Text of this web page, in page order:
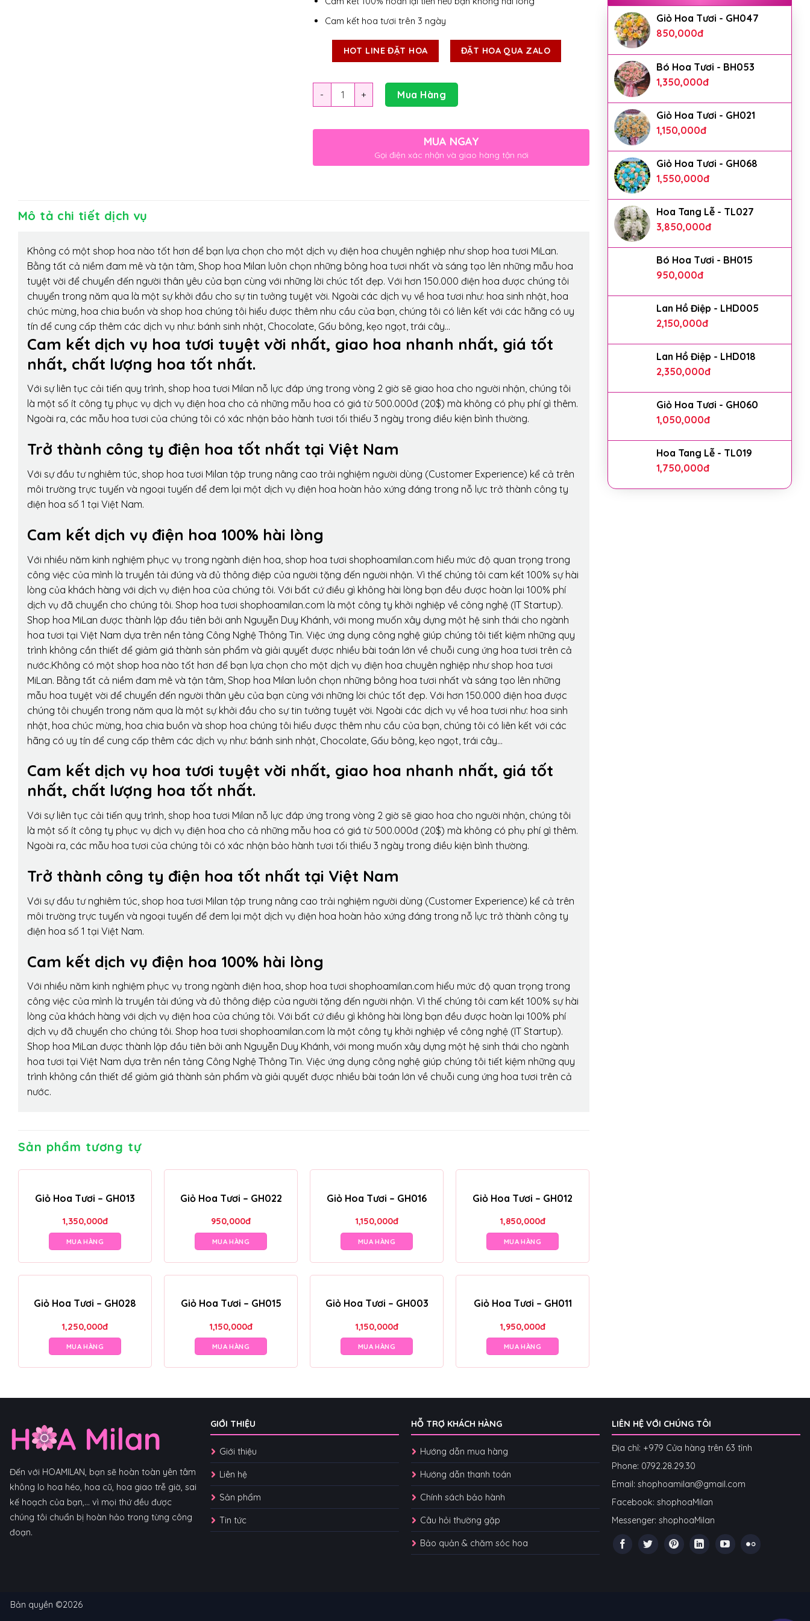
Giỏ Hoa Tươi - GH047
850,000đ
Bó Hoa Tươi - BH053
1,350,000đ
Giỏ Hoa Tươi - GH021
1,150,000đ
Giỏ Hoa Tươi - GH068
1,550,000đ
Hoa Tang Lễ - TL027
3,850,000đ
Bó Hoa Tươi - BH015
950,000đ
Lan Hồ Điệp - LHD005
2,150,000đ
Lan Hồ Điệp - LHD018
2,350,000đ
Giỏ Hoa Tươi - GH060
1,050,000đ
Hoa Tang Lễ - TL019
1,750,000đ
Cam kết hoa tươi trên 3 ngày
HOT LINE ĐẶT HOA ĐẶT HOA QUA ZALO
Số lượng Mua Hàng
MUA NGAY
Gọi điện xác nhận và giao hàng tận nơi
Mô tả chi tiết dịch vụ
Không có một shop hoa nào tốt hơn để bạn lựa chọn cho một dịch vụ điện hoa chuyên nghiệp như shop hoa tươi MiLan.
Bằng tất cả niềm đam mê và tận tâm, Shop hoa Milan luôn chọn những bông hoa tươi nhất và sáng tạo lên những mẫu hoa
tuyệt vời để chuyển đến người thân yêu của bạn cùng với những lời chúc tốt đẹp. Với hơn 150.000 điện hoa được chúng tôi
chuyển trong năm qua là một sự khởi đầu cho sự tin tưởng tuyệt vời. Ngoài các dịch vụ về hoa tươi như: hoa sinh nhật, hoa
chúc mừng, hoa chia buồn và shop hoa chúng tôi hiểu được thêm nhu cầu của bạn, chúng tôi có liên kết với các hãng có uy
tín để cung cấp thêm các dịch vụ như: bánh sinh nhật, Chocolate, Gấu bông, kẹo ngọt, trái cây…
Cam kết dịch vụ hoa tươi tuyệt vời nhất, giao hoa nhanh nhất, giá tốt
nhất, chất lượng hoa tốt nhất.
Với sự liên tục cải tiến quy trình, shop hoa tươi Milan nỗ lực đáp ứng trong vòng 2 giờ sẽ giao hoa cho người nhận, chúng tôi
là một số ít công ty phục vụ dịch vụ điện hoa cho cả những mẫu hoa có giá từ 500.000đ (20$) mà không có phụ phí gì thêm.
Ngoài ra, các mẫu hoa tươi của chúng tôi có xác nhận bảo hành tươi tối thiểu 3 ngày trong điều kiện bình thường.
Trở thành công ty điện hoa tốt nhất tại Việt Nam
Với sự đầu tư nghiêm túc, shop hoa tươi Milan tập trung nâng cao trải nghiệm người dùng (Customer Experience) kể cả trên
môi trường trực tuyến và ngoại tuyến để đem lại một dịch vụ điện hoa hoàn hảo xứng đáng trong nỗ lực trở thành công ty
điện hoa số 1 tại Việt Nam.
Cam kết dịch vụ điện hoa 100% hài lòng
Với nhiều năm kinh nghiệm phục vụ trong ngành điện hoa, shop hoa tươi shophoamilan.com hiểu mức độ quan trọng trong
công việc của mình là truyền tải đúng và đủ thông điệp của người tặng đến người nhận. Vì thế chúng tôi cam kết 100% sự hài
lòng của khách hàng với dịch vụ điện hoa của chúng tôi. Với bất cứ điều gì không hài lòng bạn đều được hoàn lại 100% phí
dịch vụ đã chuyển cho chúng tôi. Shop hoa tươi shophoamilan.com là một công ty khởi nghiệp về công nghệ (IT Startup).
Shop hoa MiLan được thành lập đầu tiên bởi anh Nguyễn Duy Khánh, với mong muốn xây dựng một hệ sinh thái cho ngành
hoa tươi tại Việt Nam dựa trên nền tảng Công Nghệ Thông Tin. Việc ứng dụng công nghệ giúp chúng tôi tiết kiệm những quy
trình không cần thiết để giảm giá thành sản phẩm và giải quyết được nhiều bài toán lớn về chuỗi cung ứng hoa tươi trên cả
nước.Không có một shop hoa nào tốt hơn để bạn lựa chọn cho một dịch vụ điện hoa chuyên nghiệp như shop hoa tươi
MiLan. Bằng tất cả niềm đam mê và tận tâm, Shop hoa Milan luôn chọn những bông hoa tươi nhất và sáng tạo lên những
mẫu hoa tuyệt vời để chuyển đến người thân yêu của bạn cùng với những lời chúc tốt đẹp. Với hơn 150.000 điện hoa được
chúng tôi chuyển trong năm qua là một sự khởi đầu cho sự tin tưởng tuyệt vời. Ngoài các dịch vụ về hoa tươi như: hoa sinh
nhật, hoa chúc mừng, hoa chia buồn và shop hoa chúng tôi hiểu được thêm nhu cầu của bạn, chúng tôi có liên kết với các
hãng có uy tín để cung cấp thêm các dịch vụ như: bánh sinh nhật, Chocolate, Gấu bông, kẹo ngọt, trái cây…
Cam kết dịch vụ hoa tươi tuyệt vời nhất, giao hoa nhanh nhất, giá tốt
nhất, chất lượng hoa tốt nhất.
Với sự liên tục cải tiến quy trình, shop hoa tươi Milan nỗ lực đáp ứng trong vòng 2 giờ sẽ giao hoa cho người nhận, chúng tôi
là một số ít công ty phục vụ dịch vụ điện hoa cho cả những mẫu hoa có giá từ 500.000đ (20$) mà không có phụ phí gì thêm.
Ngoài ra, các mẫu hoa tươi của chúng tôi có xác nhận bảo hành tươi tối thiểu 3 ngày trong điều kiện bình thường.
Trở thành công ty điện hoa tốt nhất tại Việt Nam
Với sự đầu tư nghiêm túc, shop hoa tươi Milan tập trung nâng cao trải nghiệm người dùng (Customer Experience) kể cả trên
môi trường trực tuyến và ngoại tuyến để đem lại một dịch vụ điện hoa hoàn hảo xứng đáng trong nỗ lực trở thành công ty
điện hoa số 1 tại Việt Nam.
Cam kết dịch vụ điện hoa 100% hài lòng
Với nhiều năm kinh nghiệm phục vụ trong ngành điện hoa, shop hoa tươi shophoamilan.com hiểu mức độ quan trọng trong
công việc của mình là truyền tải đúng và đủ thông điệp của người tặng đến người nhận. Vì thế chúng tôi cam kết 100% sự hài
lòng của khách hàng với dịch vụ điện hoa của chúng tôi. Với bất cứ điều gì không hài lòng bạn đều được hoàn lại 100% phí
dịch vụ đã chuyển cho chúng tôi. Shop hoa tươi shophoamilan.com là một công ty khởi nghiệp về công nghệ (IT Startup).
Shop hoa MiLan được thành lập đầu tiên bởi anh Nguyễn Duy Khánh, với mong muốn xây dựng một hệ sinh thái cho ngành
hoa tươi tại Việt Nam dựa trên nền tảng Công Nghệ Thông Tin. Việc ứng dụng công nghệ giúp chúng tôi tiết kiệm những quy
trình không cần thiết để giảm giá thành sản phẩm và giải quyết được nhiều bài toán lớn về chuỗi cung ứng hoa tươi trên cả
nước.
Sản phẩm tương tự
Giỏ Hoa Tươi – GH013
1,350,000đ
MUA HÀNG
Giỏ Hoa Tươi – GH022
950,000đ
MUA HÀNG
Giỏ Hoa Tươi – GH016
1,150,000đ
MUA HÀNG
Giỏ Hoa Tươi – GH012
1,850,000đ
MUA HÀNG
Giỏ Hoa Tươi – GH028
1,250,000đ
MUA HÀNG
Giỏ Hoa Tươi – GH015
1,150,000đ
MUA HÀNG
Giỏ Hoa Tươi – GH003
1,150,000đ
MUA HÀNG
Giỏ Hoa Tươi – GH011
1,950,000đ
MUA HÀNG
Đến với HOAMILAN, bạn sẽ hoàn toàn yên tâm
không lo hoa héo, hoa cũ, hoa giao trễ giờ, sai
kế hoạch của bạn,... vì mọi thứ đều được
chúng tôi chuẩn bị hoàn hảo trong từng công
đoạn.
GIỚI THIỆU
Giới thiệu
Liên hệ
Sản phẩm
Tin tức
HỖ TRỢ KHÁCH HÀNG
Hướng dẫn mua hàng
Hướng dẫn thanh toán
Chính sách bảo hành
Câu hỏi thường gặp
Bảo quản & chăm sóc hoa
LIÊN HỆ VỚI CHÚNG TÔI
Địa chỉ: +979 Cửa hàng trên 63 tỉnh
Phone: 0792.28.29.30
Email: shophoamilan@gmail.com
Facebook: shophoaMilan
Messenger: shophoaMilan
Bản quyền ©2026